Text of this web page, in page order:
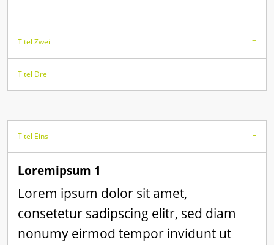
Titel Zwei
Titel Drei
Titel Eins
Loremipsum 1
Lorem ipsum dolor sit amet,
consetetur sadipscing elitr, sed diam
nonumy eirmod tempor invidunt ut